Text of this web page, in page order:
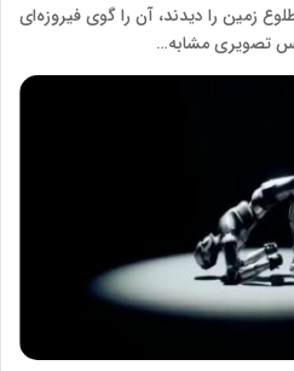
نخستین بار طلوع زمین را دیدند، آن را گوی فیروزه‌ای
تصویری مشابه…